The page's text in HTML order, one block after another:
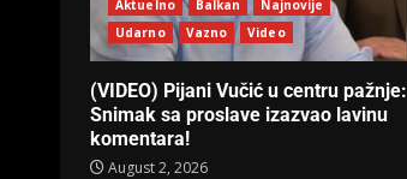
Aktuelno Balkan
Najnovije
Udarno
Vazno Video
(VIDEO) Pijani Vučić u centru pažnje:
Snimak sa proslave izazvao lavinu
komentara!
August 2, 2026